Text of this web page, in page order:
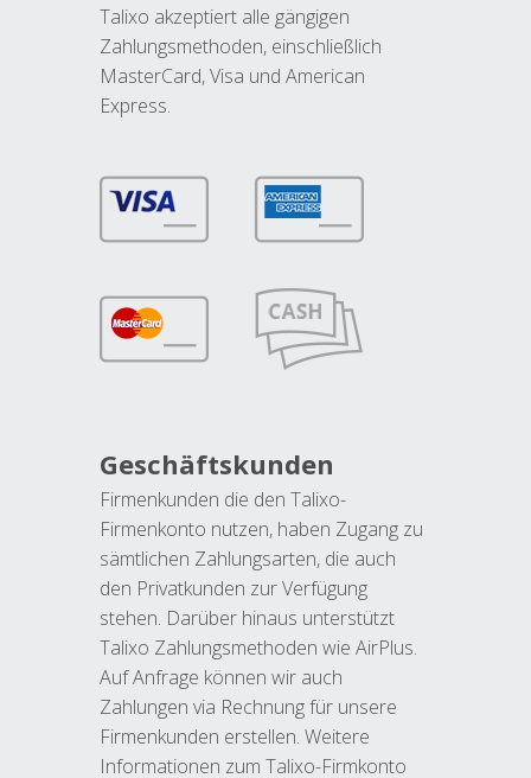
Talixo akzeptiert alle gängigen
Zahlungsmethoden, einschließlich
MasterCard, Visa und American
Express.
Geschäftskunden
Firmenkunden die den Talixo-
Firmenkonto nutzen, haben Zugang zu
sämtlichen Zahlungsarten, die auch
den Privatkunden zur Verfügung
stehen. Darüber hinaus unterstützt
Talixo Zahlungsmethoden wie AirPlus.
Auf Anfrage können wir auch
Zahlungen via Rechnung für unsere
Firmenkunden erstellen. Weitere
Informationen zum Talixo-Firmkonto